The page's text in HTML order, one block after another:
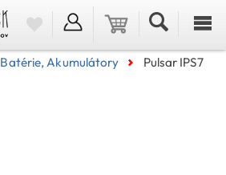
Batérie, Akumulátory
Pulsar IPS7